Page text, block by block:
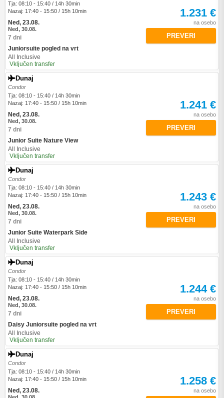
Tja: 08:10 - 15:40 / 14h 30min
Nazaj: 17:40 - 15:50 / 15h 10min
Ned, 23.08.
Ned, 30.08.
7 dni
Juniorsuite pogled na vrt
All Inclusive
Vključen transfer
1.231 €
na osebo
PREVERI
Dunaj
Condor
Tja: 08:10 - 15:40 / 14h 30min
Nazaj: 17:40 - 15:50 / 15h 10min
Ned, 23.08.
Ned, 30.08.
7 dni
Junior Suite Nature View
All Inclusive
Vključen transfer
1.241 €
na osebo
PREVERI
Dunaj
Condor
Tja: 08:10 - 15:40 / 14h 30min
Nazaj: 17:40 - 15:50 / 15h 10min
Ned, 23.08.
Ned, 30.08.
7 dni
Junior Suite Waterpark Side
All Inclusive
Vključen transfer
1.243 €
na osebo
PREVERI
Dunaj
Condor
Tja: 08:10 - 15:40 / 14h 30min
Nazaj: 17:40 - 15:50 / 15h 10min
Ned, 23.08.
Ned, 30.08.
7 dni
Daisy Juniorsuite pogled na vrt
All Inclusive
Vključen transfer
1.244 €
na osebo
PREVERI
Dunaj
Condor
Tja: 08:10 - 15:40 / 14h 30min
Nazaj: 17:40 - 15:50 / 15h 10min
Ned, 23.08.
1.258 €
na osebo